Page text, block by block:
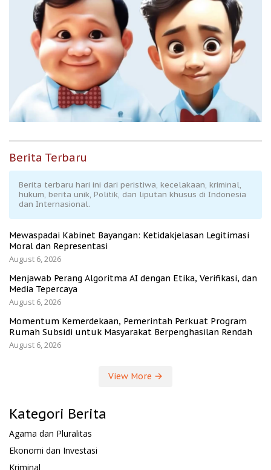
Berita Terbaru
Berita terbaru hari ini dari peristiwa, kecelakaan, kriminal,
hukum, berita unik, Politik, dan liputan khusus di Indonesia
dan Internasional.
Mewaspadai Kabinet Bayangan: Ketidakjelasan Legitimasi
Moral dan Representasi
August 6, 2026
Menjawab Perang Algoritma AI dengan Etika, Verifikasi, dan
Media Tepercaya
August 6, 2026
Momentum Kemerdekaan, Pemerintah Perkuat Program
Rumah Subsidi untuk Masyarakat Berpenghasilan Rendah
August 6, 2026
View More
Kategori Berita
Agama dan Pluralitas
Ekonomi dan Investasi
Kriminal